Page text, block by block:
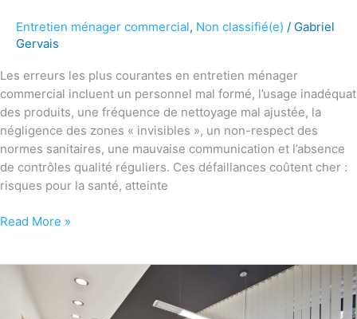
Entretien ménager commercial, Non classifié(e) / Gabriel
Gervais
Les erreurs les plus courantes en entretien ménager
commercial incluent un personnel mal formé, l’usage inadéquat
des produits, une fréquence de nettoyage mal ajustée, la
négligence des zones « invisibles », un non-respect des
normes sanitaires, une mauvaise communication et l’absence
de contrôles qualité réguliers. Ces défaillances coûtent cher :
risques pour la santé, atteinte
Read More »
Entretien